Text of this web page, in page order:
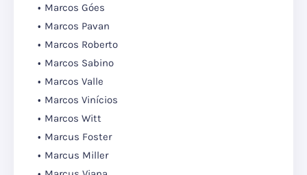
Marcos Góes
Marcos Pavan
Marcos Roberto
Marcos Sabino
Marcos Valle
Marcos Vinícios
Marcos Witt
Marcus Foster
Marcus Miller